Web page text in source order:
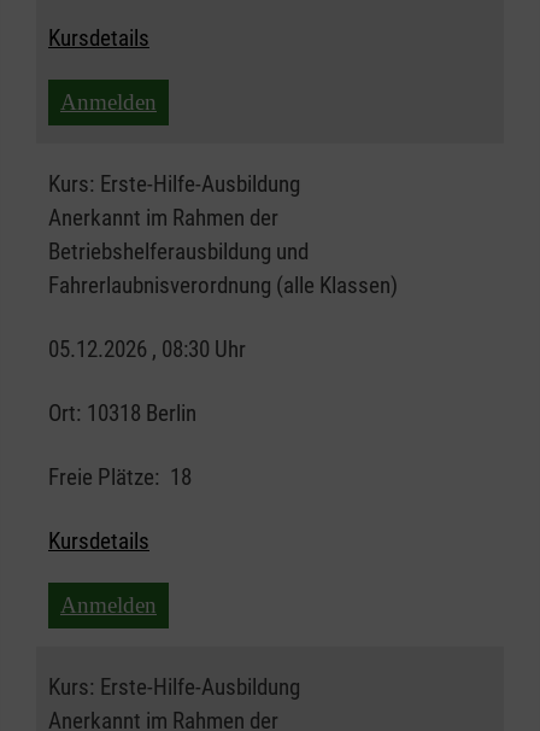
Kursdetails
Anmelden
Kurs: Erste-Hilfe-Ausbildung
Anerkannt im Rahmen der
Betriebshelferausbildung und
Fahrerlaubnisverordnung (alle Klassen)
05.12.2026 , 08:30 Uhr
Ort: 10318 Berlin
Freie Plätze: 18
Kursdetails
Anmelden
Kurs: Erste-Hilfe-Ausbildung
Anerkannt im Rahmen der